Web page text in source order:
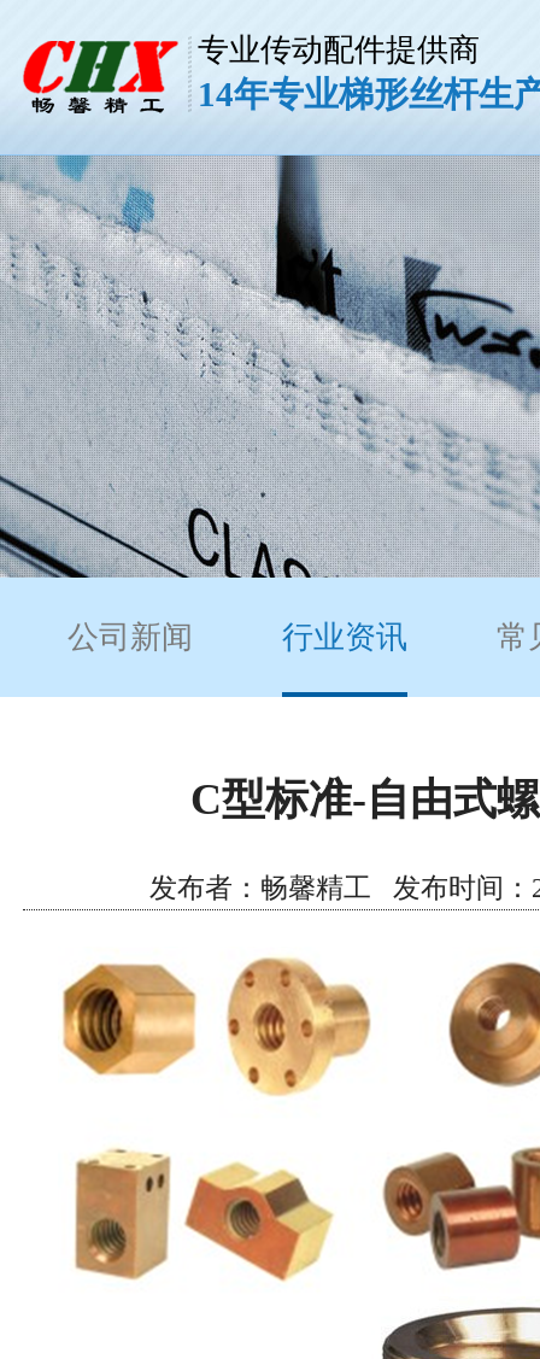
专业传动配件提供商
14年专业梯形丝杆生
公司新闻 行业资讯 常
C型标准-自由式
发布者：畅馨精工 发布时间：